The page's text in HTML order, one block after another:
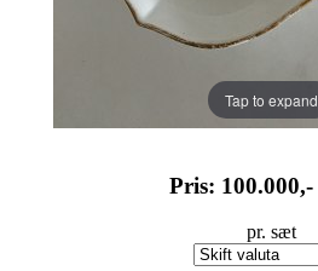
Tap to expand
Pris: 100.000,-
pr. sæt